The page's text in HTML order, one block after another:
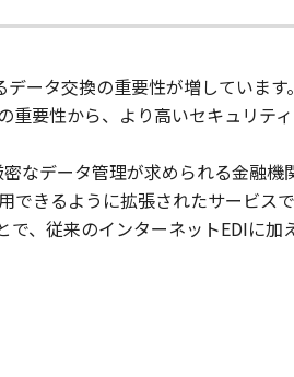
ータ交換の重要性が増していま
要性から、より高いセキュリティ
なデータ管理が求められる金融
きるように拡張されたサービス
、従来のインターネットEDIに